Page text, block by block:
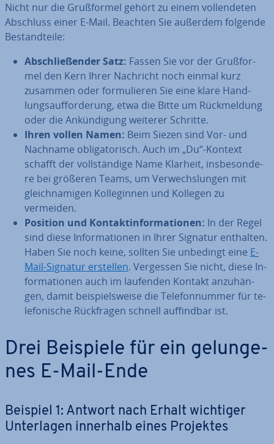
Nicht nur die Gruß­for­mel gehört zu einem voll­ende­ten
Abschluss einer E-Mail. Beachten Sie außerdem folgende
Be­stand­tei­le:
Ab­schlie­ßen­der Satz: Fassen Sie vor der Gruß­for­
mel den Kern Ihrer Nachricht noch einmal kurz
zusammen oder for­mu­lie­ren Sie eine klare Hand­
lungs­auf­for­de­rung, etwa die Bitte um Rück­mel­dung
oder die An­kün­di­gung weiterer Schritte.
Ihren vollen Namen: Beim Siezen sind Vor- und
Nachname ob­li­ga­to­risch. Auch im „Du“-Kontext
schafft der voll­stän­di­ge Name Klarheit, ins­be­son­de­
re bei größeren Teams, um Ver­wechs­lun­gen mit
gleich­na­mi­gen Kol­le­gin­nen und Kollegen zu
vermeiden.
Position und Kon­takt­in­for­ma­tio­nen: In der Regel
sind diese In­for­ma­tio­nen in Ihrer Signatur enthalten.
Haben Sie noch keine, sollten Sie unbedingt eine E-
Mail-Signatur erstellen. Vergessen Sie nicht, diese In­
for­ma­tio­nen auch im laufenden Kontakt an­zu­hän­
gen, damit bei­spiels­wei­se die Te­le­fon­num­mer für te­
le­fo­ni­sche Rück­fra­gen schnell auf­find­bar ist.
Drei Beispiele für ein ge­lun­ge­
nes E-Mail-Ende
Beispiel 1: Antwort nach Erhalt wichtiger
Un­ter­la­gen innerhalb eines Projektes